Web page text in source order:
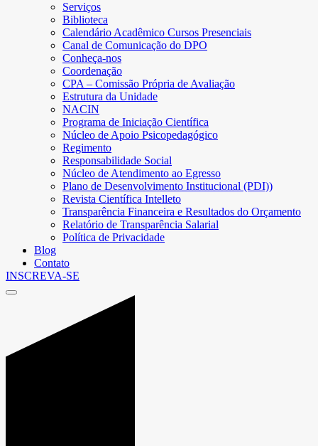
Serviços
Biblioteca
Calendário Acadêmico Cursos Presenciais
Canal de Comunicação do DPO
Conheça-nos
Coordenação
CPA – Comissão Própria de Avaliação
Estrutura da Unidade
NACIN
Programa de Iniciação Científica
Núcleo de Apoio Psicopedagógico
Regimento
Responsabilidade Social
Núcleo de Atendimento ao Egresso
Plano de Desenvolvimento Institucional (PDI))
Revista Científica Intelleto
Transparência Financeira e Resultados do Orçamento
Relatório de Transparência Salarial
Política de Privacidade
Blog
Contato
INSCREVA-SE